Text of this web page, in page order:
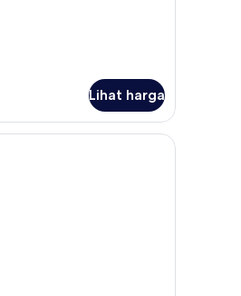
Lihat harga
Suite Eksekutif | Seprai premium, minibar,